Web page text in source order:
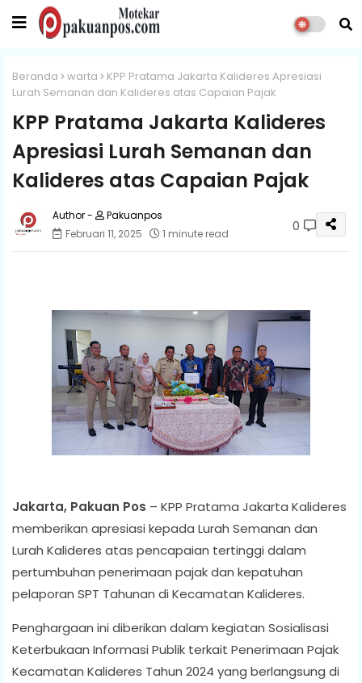
Beranda warta
KPP Pratama Jakarta Kalideres Apresiasi
Lurah Semanan dan Kalideres atas Capaian Pajak
KPP Pratama Jakarta Kalideres
Apresiasi Lurah Semanan dan
Kalideres atas Capaian Pajak
Pakuanpos
Februari 11, 2025
1 minute read 0
Jakarta, Pakuan Pos – KPP Pratama Jakarta Kalideres
memberikan apresiasi kepada Lurah Semanan dan
Lurah Kalideres atas pencapaian tertinggi dalam
pertumbuhan penerimaan pajak dan kepatuhan
pelaporan SPT Tahunan di Kecamatan Kalideres.
Penghargaan ini diberikan dalam kegiatan Sosialisasi
Keterbukaan Informasi Publik terkait Penerimaan Pajak
Kecamatan Kalideres Tahun 2024 yang berlangsung di